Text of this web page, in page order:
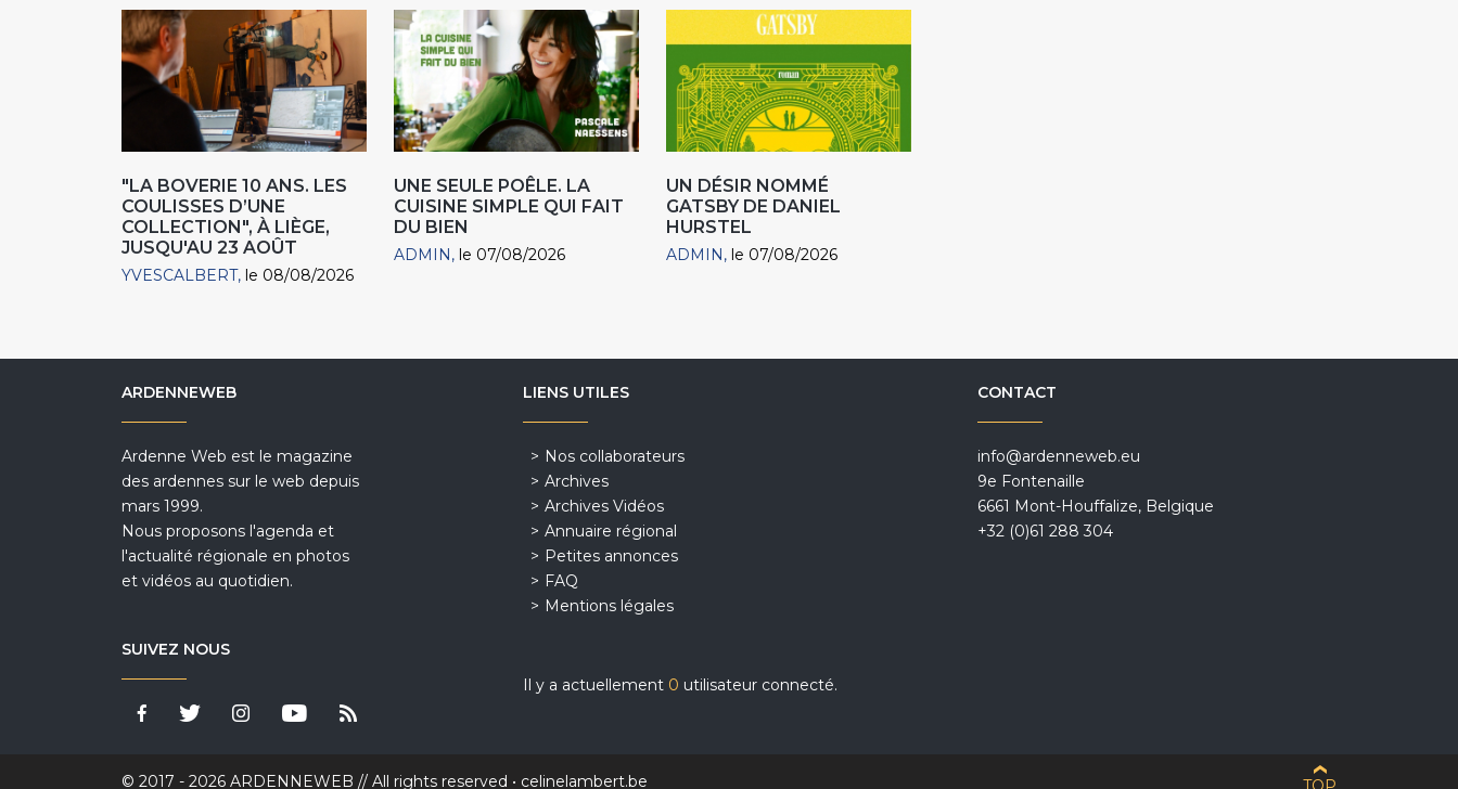
"LA BOVERIE 10 ANS. LES
COULISSES D’UNE
COLLECTION", À LIÈGE,
JUSQU'AU 23 AOÛT
YVESCALBERT le 08/08/2026
UNE SEULE POÊLE. LA
CUISINE SIMPLE QUI FAIT
DU BIEN
ADMIN le 07/08/2026
UN DÉSIR NOMMÉ
GATSBY DE DANIEL
HURSTEL
ADMIN le 07/08/2026
ARDENNEWEB
Ardenne Web est le magazine
des ardennes sur le web depuis
mars 1999.
Nous proposons l'agenda et
l'actualité régionale en photos
et vidéos au quotidien.
SUIVEZ NOUS
LIENS UTILES
Nos collaborateurs
Archives
Archives Vidéos
Annuaire régional
Petites annonces
FAQ
Mentions légales
Il y a actuellement 0 utilisateur connecté.
CONTACT
info@ardenneweb.eu
9e Fontenaille
6661 Mont-Houffalize, Belgique
+32 (0)61 288 304
© 2017 - 2026 ARDENNEWEB // All rights reserved • celinelambert.be